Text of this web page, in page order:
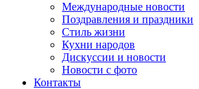
Международные новости
Поздравления и праздники
Cтиль жизни
Кухни народов
Дискуссии и новости
Новости с фото
Контакты